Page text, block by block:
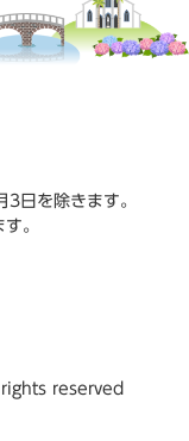
日を除きます。
。
reserved